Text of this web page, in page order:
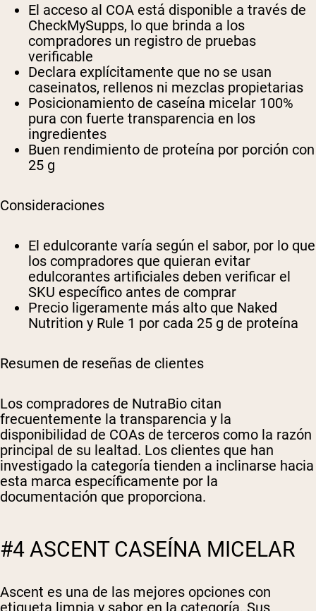
El acceso al COA está disponible a través de
CheckMySupps, lo que brinda a los
compradores un registro de pruebas
verificable
Declara explícitamente que no se usan
caseinatos, rellenos ni mezclas propietarias
Posicionamiento de caseína micelar 100%
pura con fuerte transparencia en los
ingredientes
Buen rendimiento de proteína por porción con
25 g
Consideraciones
El edulcorante varía según el sabor, por lo que
los compradores que quieran evitar
edulcorantes artificiales deben verificar el
SKU específico antes de comprar
Precio ligeramente más alto que Naked
Nutrition y Rule 1 por cada 25 g de proteína
Resumen de reseñas de clientes
Los compradores de NutraBio citan
frecuentemente la transparencia y la
disponibilidad de COAs de terceros como la razón
principal de su lealtad. Los clientes que han
investigado la categoría tienden a inclinarse hacia
esta marca específicamente por la
documentación que proporciona.
#4 ASCENT CASEÍNA MICELAR
Ascent es una de las mejores opciones con
etiqueta limpia y sabor en la categoría. Sus